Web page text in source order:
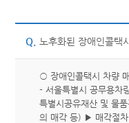
Q. 노후화된 장애인콜택
○ 장애인콜택시 차량
- 서울특별시 공무용차
특별시공유재산 및 물
의 매각 등) ▶ 매각절